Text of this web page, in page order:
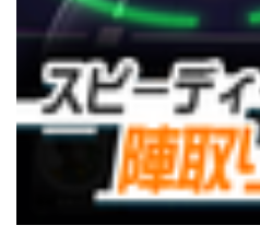
Japanese